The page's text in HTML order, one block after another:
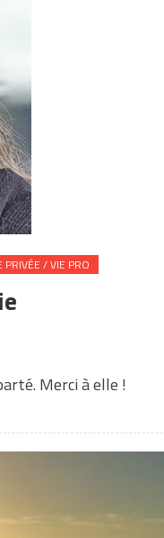
PRIVÉE / VIE PRO
Merci à elle !